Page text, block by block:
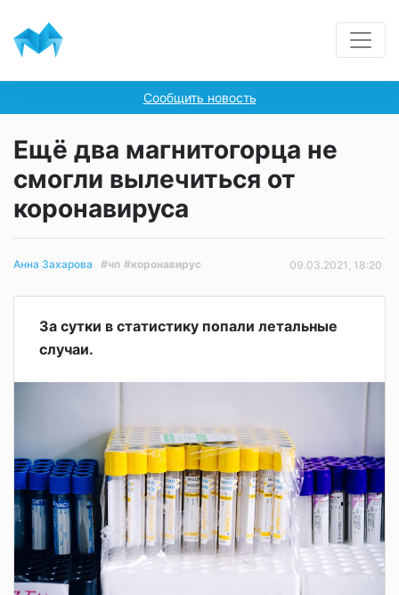
Сообщить новость
Ещё два магнитогорца не
смогли вылечиться от
коронавируса
Анна Захарова #чп #коронавирус 09.03.2021, 18:20
За сутки в статистику попали летальные
случаи.